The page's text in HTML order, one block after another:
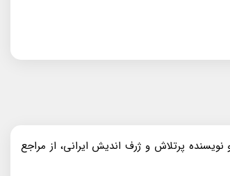
سرشناس، فیلسوف عظیم الشأن و نویسنده پرتلاش و ژرف اندیش ایرانی، از مراجع